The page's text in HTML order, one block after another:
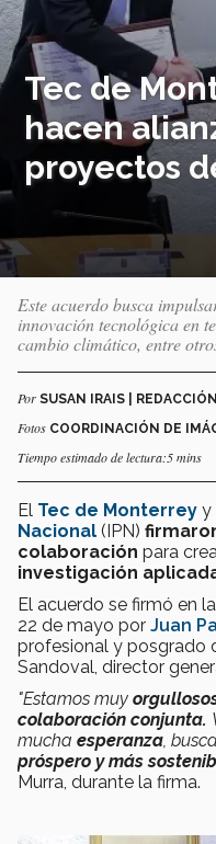
Tec de
hacen
proyectos
Este acuerdo busca
innovación tecnológica en
cambio climático, entre
Por SUSAN IRAIS |
Fotos COORDINACIÓN DE
Tiempo estimado de lectura:5 mins
El Tec de Monterrey y
Nacional (IPN)
colaboración para
investigación
El acuerdo se firmó en la
22 de mayo por Juan
profesional y posgrado
Sandoval, director
"Estamos muy
colaboración conjunta.
mucha esperanza ,
próspero y más
Murra, durante la firma.